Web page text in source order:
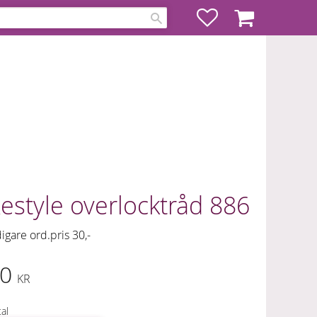
FavoriterKundvagn
overlocktråd 886
ord.pris 30,-
KR